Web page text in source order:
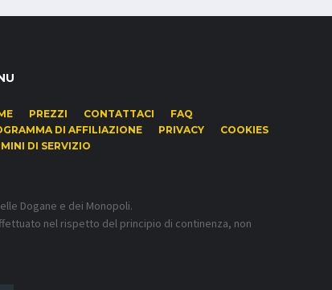
PREZZI CONTATTACI
FAQ
DI AFFILIAZIONE
PRIVACY
COOKIES
DI SERVIZIO
Dogane e dei Monopoli.
nel rispetto del principio di continenza, non